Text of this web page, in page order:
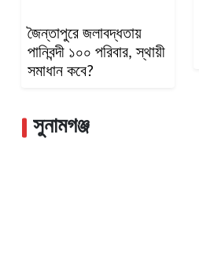
জৈন্তাপুরে জলাবদ্ধতায়
পানিবন্দী ১০০ পরিবার, স্থায়ী
সমাধান কবে?
সুনামগঞ্জ